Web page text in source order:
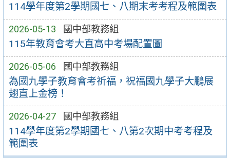
114學年度第2學期國七、八期末考考程及範圍表
2026-05-13 國中部教務組
115年教育會考大直高中考場配置圖
2026-05-06 國中部教務組
為國九學子教育會考祈福，祝福國九學子大鵬展
翅直上金榜！
2026-04-27 國中部教務組
114學年度第2學期國七、八第2次期中考考程及
範圍表